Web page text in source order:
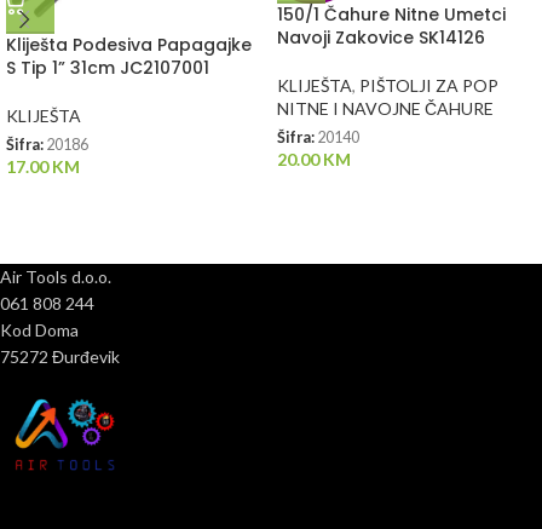
Kliješta Podesiva Papagajke
S Tip 1” 31cm JC2107001
KLIJEŠTA
Šifra: 20186
17.00KM
150/1 Čahure Nitne Umetci
Navoji Zakovice SK14126
KLIJEŠTA, PIŠTOLJI ZA POP
NITNE I NAVOJNE ČAHURE
Šifra: 20140
20.00KM
Air Tools d.o.o.
061 808 244
Kod Doma
75272 Đurđevik